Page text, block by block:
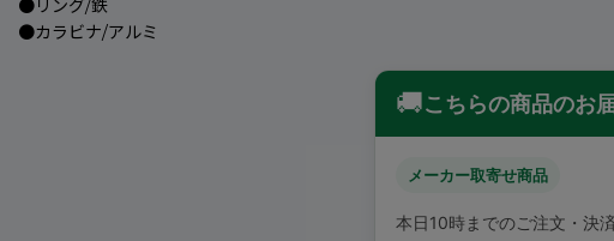
●リング/鉄
●カラビナ/アルミ
🚚こちらの商品のお
メーカー取寄せ商品
本日10時までのご注文・決